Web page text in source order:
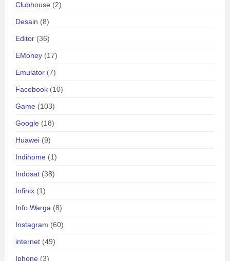
Clubhouse (2)
Desain (8)
Editor (36)
EMoney (17)
Emulator (7)
Facebook (10)
Game (103)
Google (18)
Huawei (9)
Indihome (1)
Indosat (38)
Infinix (1)
Info Warga (8)
Instagram (60)
internet (49)
Iphone (3)